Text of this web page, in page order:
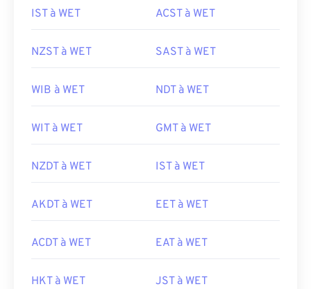
IST à WET ACST à WET
NZST à WET SAST à WET
WIB à WET NDT à WET
WIT à WET GMT à WET
NZDT à WET IST à WET
AKDT à WET EET à WET
ACDT à WET EAT à WET
HKT à WET JST à WET